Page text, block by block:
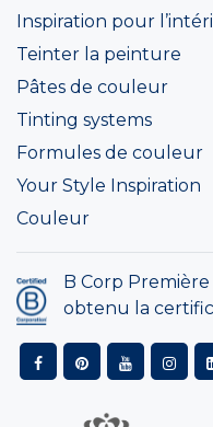
Inspiration pour
Teinter la peinture
Pâtes de couleur
Tinting systems
Formules de couleur
Your Style Inspiration
Couleur
B Corp
obtenu la